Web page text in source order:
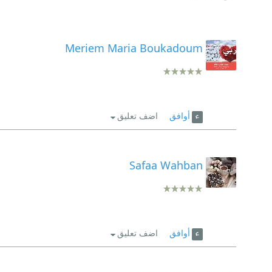
Meriem Maria Boukadoum
أوافق اضف تعليق
Safaa Wahban
أوافق اضف تعليق